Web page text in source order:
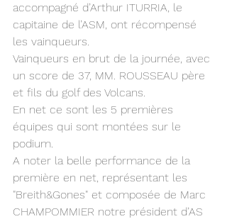
accompagné d’Arthur ITURRIA, le
capitaine de l’ASM, ont récompensé
les vainqueurs.
Vainqueurs en brut de la journée, avec
un score de 37, MM. ROUSSEAU père
et fils du golf des Volcans.
En net ce sont les 5 premières
équipes qui sont montées sur le
podium.
A noter la belle performance de la
première en net, représentant les
"Breith&Gones" et composée de Marc
CHAMPOMMIER notre président d’AS